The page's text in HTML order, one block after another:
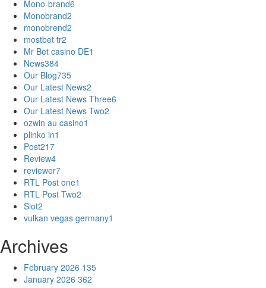
Mono-brand6
Monobrand2
monobrend2
mostbet tr2
Mr Bet casino DE1
News384
Our Blog735
Our Latest News2
Our Latest News Three6
Our Latest News Two2
ozwin au casino1
plinko in1
Post217
Review4
reviewer7
RTL Post one1
RTL Post Two2
Slot2
vulkan vegas germany1
Archives
February 2026 135
January 2026 362